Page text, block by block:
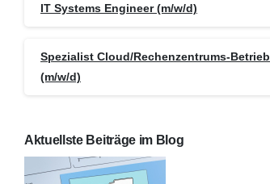
IT Systems Engineer (m/w/d)
Spezialist Cloud/Rechenzentrums-Betrieb
(m/w/d)
Aktuellste Beiträge im Blog